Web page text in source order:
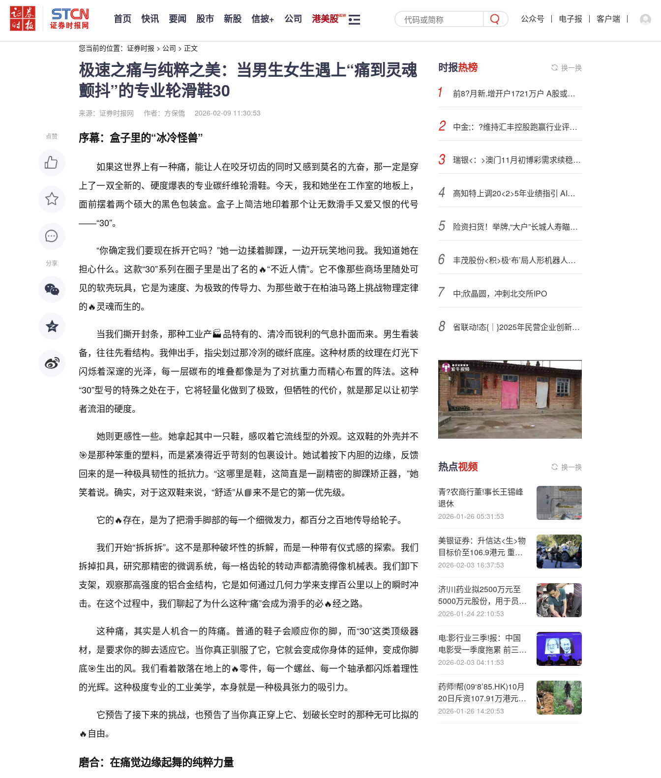
首页 快讯 要闻 股市 新股 信披+ 公司 港美股 公众号 电子报 客户端
您当前的位置： 证券时报 > 公司 > 正文
极速之痛与纯粹之美：当男生女生遇上“痛到灵魂
颤抖”的专业轮滑鞋30
来源：证券时报网 作者：方保僑 2026-02-09 11:30:53
点赞
分享
序幕：盒子里的“冰冷怪兽”
如果这世界上有一种痛，能让人在咬牙切齿的同时又感到莫名的亢奋，那一定是穿
上了一双全新的、硬度爆表的专业碳纤维轮滑鞋。今天，我和她坐在工作室的地板上，
面前摆着两个硕大的黑色包装盒。盒子上简洁地印着那个让无数滑手又爱又恨的代号
——“30”。
“你确定我们要现在拆开它吗？”她一边揉着脚踝，一边开玩笑地问我。我知道她在
担心什么。这款“30”系列在圈子里是出了名的🔥“不近人情”。它不像那些商场里随处可
见的软壳玩具，它是为速度、为极致的传导力、为那些敢于在柏油马路上挑战物理定律
的🔥灵魂而生的。
当我们撕开封条，那种工业产🏭品特有的、清冷而锐利的气息扑面而来。男生看装
备，往往先看结构。我伸出手，指尖划过那冷冽的碳纤底座。这种材质的纹理在灯光下
闪烁着深邃的光泽，每一层碳布的堆叠都像是为了对抗重力而精心布置的阵法。这种
“30”型号的特殊之处在于，它将轻量化做到了极致，但牺牲的代价，就是那足以让初学
者流泪的硬度。
她则更感性一些。她拿起其中一只鞋，感叹着它流线型的外观。这双鞋的外壳并不
🎯是那种笨重的塑料，而是紧凑得近乎苛刻的包裹设计。她试着按下内胆的边缘，反馈
回来的是一种极具韧性的抵抗力。“这哪里是鞋，这简直是一副精密的脚踝矫正器，”她
笑着说。确实，对于这双鞋来说，“舒适”从📘来不是它的第一优先级。
它的🔥存在，是为了把滑手脚部的每一个细微发力，都百分之百地传导给轮子。
我们开始“拆拆拆”。这不是那种破坏性的拆解，而是一种带有仪式感的探索。我们
拆掉扣具，研究那精密的微调系统，每一格齿轮的转动声都清脆得像机械表。我们卸下
支架，观察那高强度的铝合金结构，它是如何通过几何力学来支撑百公里以上的瞬时冲
击。在这个过程中，我们聊起了为什么这种“痛”会成为滑手的必🔥经之路。
这种痛，其实是人机合一的阵痛。普通的鞋子会顺应你的脚，而“30”这类顶级器
材，是要求你的脚去适应它。当你真正驯服了它，它就会变成你身体的延伸，变成你脚
底🎯生出的风。我们看着散落在地上的🔥零件，每一个螺丝、每一个轴承都闪烁着理性
的光辉。这种极度专业的工业美学，本身就是一种极具张力的吸引力。
它预告了接下来的挑战，也预告了当你真正穿上它、划破长空时的那种无可比拟的
🔥自由。
磨合：在痛觉边缘起舞的纯粹力量
时报热榜 换一换
前8?月新.增开户1721万户 A股或延续震荡格局
中金;：?维持汇丰控股跑赢行业评级 目标价111.9港元
瑞银<：>澳门11月初博彩需求续稳 首选银河娱乐、美高梅中国及永利澳门
高知特上调20<2>5年业绩指引 AI驱动大额订单功不可没
险资扫货！举牌,“大户”长城人寿瞄准新天绿能
丰茂股份<积>极‘布’局人形机器人赛道 拓展液冷系统与全球化产能
中;欣晶圆，冲刺北交所IPO
省联动!态{｜}2025年民营企业创新系列榜单发布 河北多家民营企业榜上有名
热点视频 换一换
青?农商行董!事长王锡峰
退休
2026-01-26 05:31:53
美银证券：升信达<生>物
目标价至106.9港元 重申
“买入”评级
2026-02-03 16:37:53
济!川药业拟2500万元至
5000万元股份，用于员工
持股计划或股权激励
2026-01-24 22:10:53
电:影行业三季!报：中国
电影受一季度拖累 前三季
度营收、净利润分别下降
仅2.93%
2026-02-03 04:11:53
药师!帮(09‘8’85.HK)10月
20日斥资107.91万港元回
购10万股
2026-01-26 14:20:53